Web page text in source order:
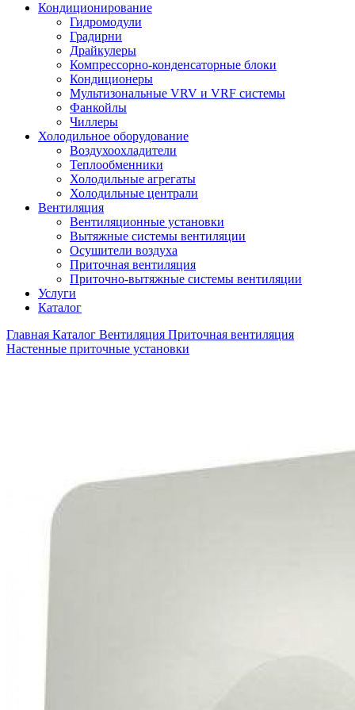
Кондиционирование
Гидромодули
Градирни
Драйкулеры
Компрессорно-конденсаторные блоки
Кондиционеры
Мультизональные VRV и VRF системы
Фанкойлы
Чиллеры
Холодильное оборудование
Воздухоохладители
Теплообменники
Холодильные агрегаты
Холодильные централи
Вентиляция
Вентиляционные установки
Вытяжные системы вентиляции
Осушители воздуха
Приточная вентиляция
Приточно-вытяжные системы вентиляции
Услуги
Каталог
Главная Каталог Вентиляция Приточная вентиляция
Настенные приточные установки